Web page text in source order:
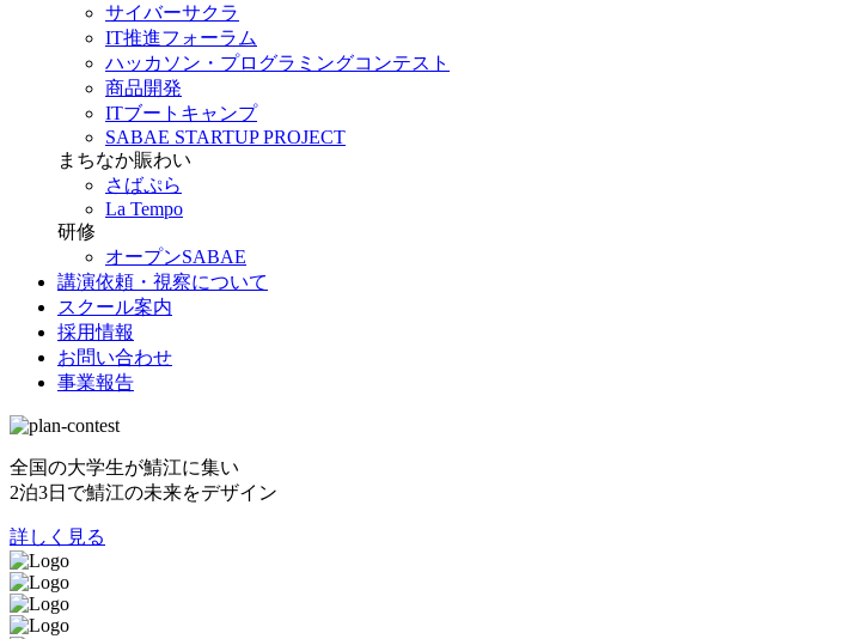
サイバーサクラ
IT推進フォーラム
ハッカソン・プログラミングコンテスト
商品開発
ITブートキャンプ
SABAE STARTUP PROJECT
まちなか賑わい
さばぷら
La Tempo
研修
オープンSABAE
講演依頼・視察について
スクール案内
採用情報
お問い合わせ
事業報告
全国の大学生が鯖江に集い
2泊3日で鯖江の未来をデザイン
詳しく見る